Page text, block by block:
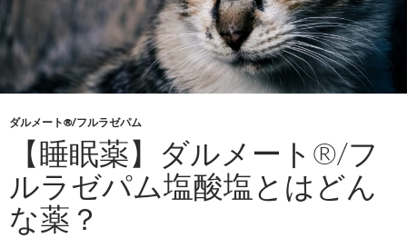
ダルメート®/フルラゼパム
【睡眠薬】ダルメート®/フ
ルラゼパム塩酸塩とはどん
な薬？